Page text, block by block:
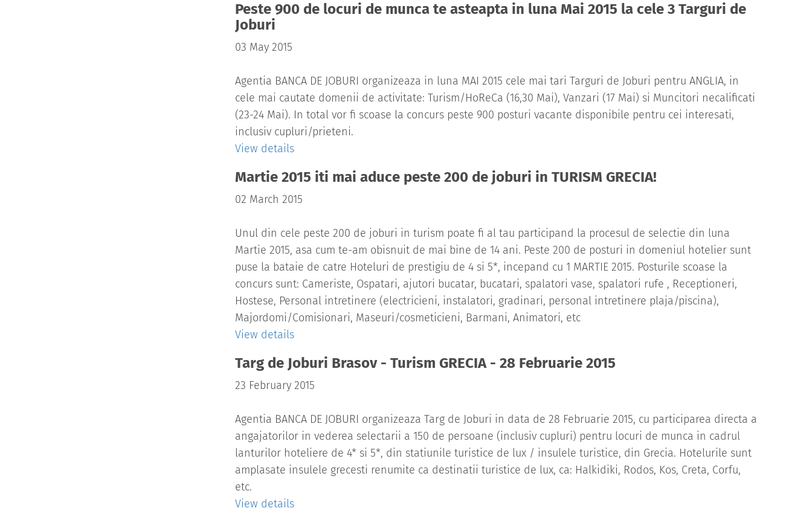
Peste 900 de locuri de munca te asteapta in luna Mai 2015 la cele 3 Targuri de
Joburi
03 May 2015
Agentia BANCA DE JOBURI organizeaza in luna MAI 2015 cele mai tari Targuri de Joburi pentru ANGLIA, in
cele mai cautate domenii de activitate: Turism/HoReCa (16,30 Mai), Vanzari (17 Mai) si Muncitori necalificati
(23-24 Mai). In total vor fi scoase la concurs peste 900 posturi vacante disponibile pentru cei interesati,
inclusiv cupluri/prieteni.
View details
Martie 2015 iti mai aduce peste 200 de joburi in TURISM GRECIA!
02 March 2015
Unul din cele peste 200 de joburi in turism poate fi al tau participand la procesul de selectie din luna
Martie 2015, asa cum te-am obisnuit de mai bine de 14 ani. Peste 200 de posturi in domeniul hotelier sunt
puse la bataie de catre Hoteluri de prestigiu de 4 si 5*, incepand cu 1 MARTIE 2015. Posturile scoase la
concurs sunt: Cameriste, Ospatari, ajutori bucatar, bucatari, spalatori vase, spalatori rufe , Receptioneri,
Hostese, Personal intretinere (electricieni, instalatori, gradinari, personal intretinere plaja/piscina),
Majordomi/Comisionari, Maseuri/cosmeticieni, Barmani, Animatori, etc
View details
Targ de Joburi Brasov - Turism GRECIA - 28 Februarie 2015
23 February 2015
Agentia BANCA DE JOBURI organizeaza Targ de Joburi in data de 28 Februarie 2015, cu participarea directa a
angajatorilor in vederea selectarii a 150 de persoane (inclusiv cupluri) pentru locuri de munca in cadrul
lanturilor hoteliere de 4* si 5*, din statiunile turistice de lux / insulele turistice, din Grecia. Hotelurile sunt
amplasate insulele grecesti renumite ca destinatii turistice de lux, ca: Halkidiki, Rodos, Kos, Creta, Corfu,
etc.
View details